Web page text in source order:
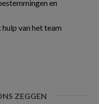
en
van het team
ZEGGEN